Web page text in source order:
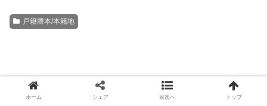
戸籍謄本/本籍地
ホーム シェア 目次へ トップ